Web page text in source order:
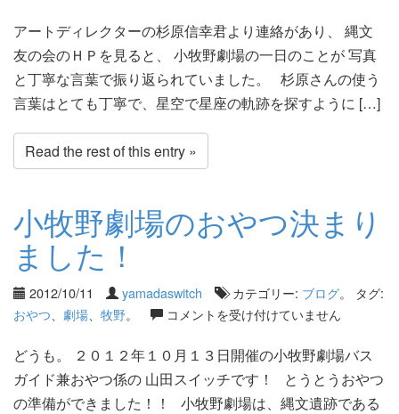
アートディレクターの杉原信幸君より連絡があり、 縄文
友の会のＨＰを見ると、 小牧野劇場の一日のことが 写真
と丁寧な言葉で振り返られていました。 杉原さんの使う
言葉はとても丁寧で、星空で星座の軌跡を探すように […]
Read the rest of this entry »
小牧野劇場のおやつ決まり
ました！
2012/10/11 yamadaswitch カテゴリー: ブログ。 タグ:
おやつ
劇場 牧野。 コメントを受け付けていません
どうも。 ２０１２年１０月１３日開催の小牧野劇場バス
ガイド兼おやつ係の 山田スイッチです！ とうとうおやつ
の準備ができました！！ 小牧野劇場は、縄文遺跡である